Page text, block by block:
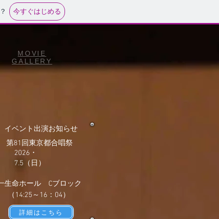
今すぐはじめる
MOVIE
GALLERY
​イベント出演お知らせ
第81回東京都合唱祭
2026・
7.5（日）
生命ホール Cブロック
（14:25～16：04）
詳細はこちら